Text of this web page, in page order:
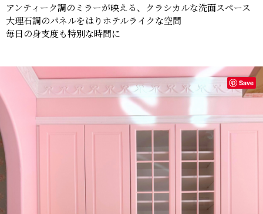
アンティーク調のミラーが映える、クラシカルな洗面スペース
大理石調のパネルをはりホテルライクな空間
毎日の身支度も特別な時間に
Save